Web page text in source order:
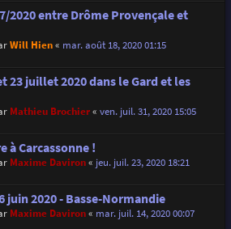
2020 entre Drôme Provençale et
Will Hien« mar. août 18, 2020 01:15
23 juillet 2020 dans le Gard et les
Mathieu Brochier« ven. juil. 31, 2020 15:05
à Carcassonne !
Maxime Daviron« jeu. juil. 23, 2020 18:21
juin 2020 - Basse-Normandie
Maxime Daviron« mar. juil. 14, 2020 00:07